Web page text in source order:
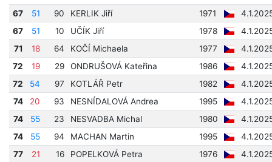
67
51 90 KERLIK Jiří 1971
67
51 10 UČÍK Jiří 1978
71
18 64 KOČÍ Michaela 1977
72
19 29 ONDRUŠOVÁ Kateřina 1986
72
54 97 KOTLÁŘ Petr 1982
74
20 93 NESNÍDALOVÁ Andrea 1995
74
55 23 NESVADBA Michal 1980
74
55 94 MACHAN Martin 1995
77
21 16 POPELKOVÁ Petra 1976